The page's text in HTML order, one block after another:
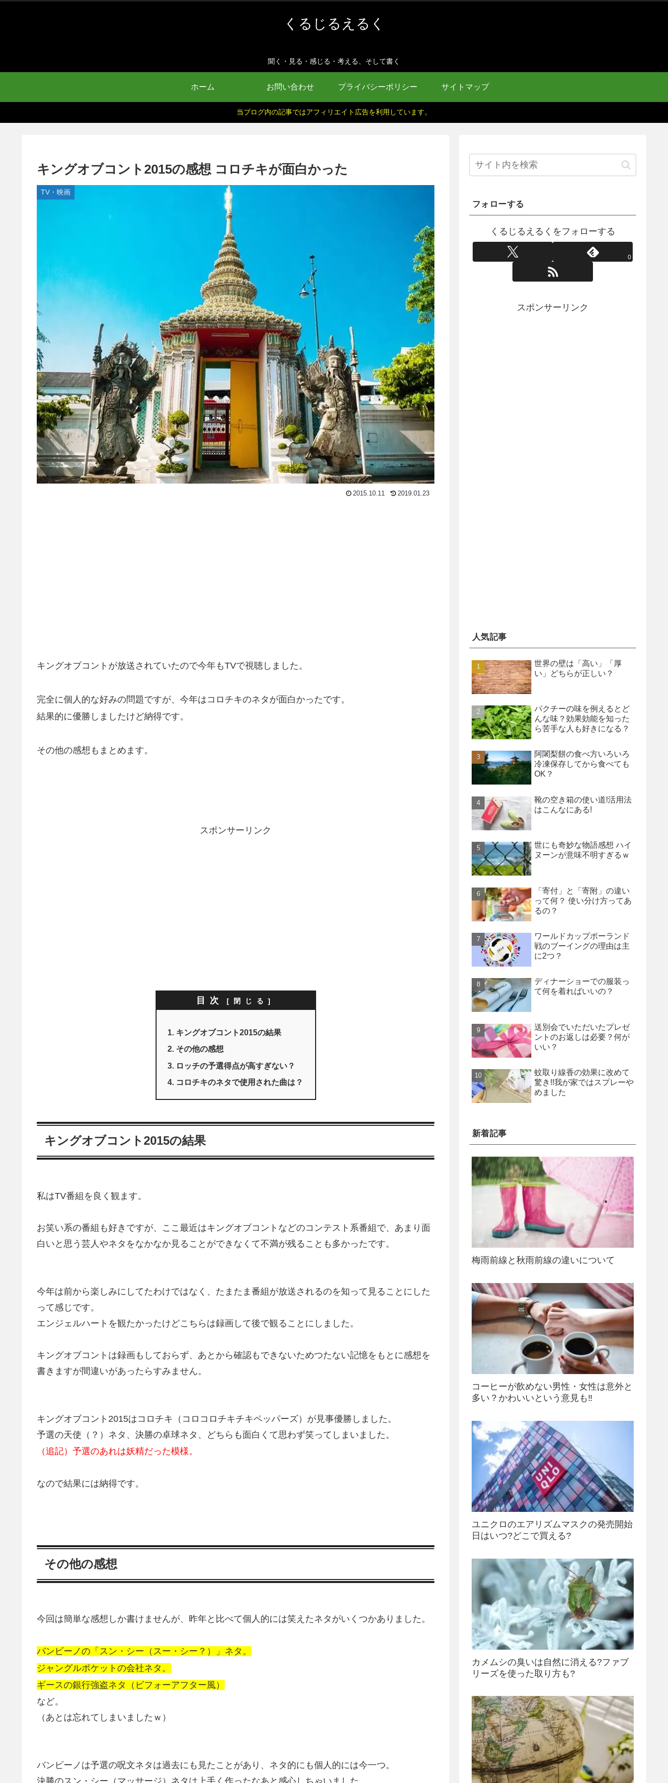
くるじるえるく
聞く・見る・感じる・考える、そして書く
ホーム お問い合わせ プライバシーポリシー サイトマップ
当ブログ内の記事ではアフィリエイト広告を利用しています。
キングオブコント2015の感想 コロチキが面白かった
TV・映画
2015.10.11 2019.01.23
キングオブコントが放送されていたので今年もTVで視聴しました。
完全に個人的な好みの問題ですが、今年はコロチキのネタが面白かったです。
結果的に優勝しましたけど納得です。
その他の感想もまとめます。
スポンサーリンク
目次
キングオブコント2015の結果
その他の感想
ロッチの予選得点が高すぎない？
コロチキのネタで使用された曲は？
キングオブコント2015の結果
私はTV番組を良く観ます。
お笑い系の番組も好きですが、ここ最近はキングオブコントなどのコンテスト系番組で、あまり面
白いと思う芸人やネタをなかなか見ることができなくて不満が残ることも多かったです。
今年は前から楽しみにしてたわけではなく、たまたま番組が放送されるのを知って見ることにした
って感じです。
エンジェルハートを観たかったけどこちらは録画して後で観ることにしました。
キングオブコントは録画もしておらず、あとから確認もできないためつたない記憶をもとに感想を
書きますが間違いがあったらすみません。
キングオブコント2015はコロチキ（コロコロチキチキペッパーズ）が見事優勝しました。
予選の天使（？）ネタ、決勝の卓球ネタ、どちらも面白くて思わず笑ってしまいました。
（追記）予選のあれは妖精だった模様。
なので結果には納得です。
その他の感想
今回は簡単な感想しか書けませんが、昨年と比べて個人的には笑えたネタがいくつかありました。
バンビーノの「スン・シー（スー・シー？）」ネタ。
ジャングルポケットの会社ネタ。
ギースの銀行強盗ネタ（ビフォーアフター風）
など。
（あとは忘れてしまいましたｗ）
バンビーノは予選の呪文ネタは過去にも見たことがあり、ネタ的にも個人的には今一つ。
決勝のスン・シー（マッサージ）ネタは上手く作ったなあと感心しちゃいました。
フォローする
くるじるえるくをフォローする
0
スポンサーリンク
人気記事
世界の壁は「高い」「厚
い」どちらが正しい？
パクチーの味を例えるとど
んな味？効果効能を知った
ら苦手な人も好きになる？
阿闍梨餅の食べ方いろいろ
冷凍保存してから食べても
OK？
靴の空き箱の使い道!活用法
はこんなにある!
世にも奇妙な物語感想 ハイ
ヌーンが意味不明すぎるｗ
「寄付」と「寄附」の違い
って何？ 使い分け方ってあ
るの？
ワールドカップポーランド
戦のブーイングの理由は主
に2つ？
ディナーショーでの服装っ
て何を着ればいいの？
送別会でいただいたプレゼ
ントのお返しは必要？何が
いい？
蚊取り線香の効果に改めて
驚き!!我が家ではスプレーや
めました
新着記事
梅雨前線と秋雨前線の違いについて
コーヒーが飲めない男性・女性は意外と
多い？かわいいという意見も‼
ユニクロのエアリズムマスクの発売開始
日はいつ?どこで買える?
カメムシの臭いは自然に消える?ファブ
リーズを使った取り方も?